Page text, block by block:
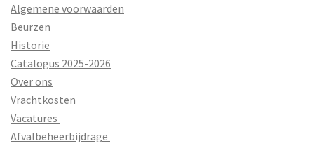
Algemene voorwaarden
Beurzen
Historie
Catalogus 2025-2026
Over ons
Vrachtkosten
Vacatures
Afvalbeheerbijdrage